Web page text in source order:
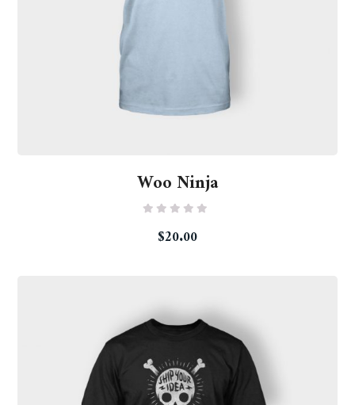
Woo Ninja
out$20.00